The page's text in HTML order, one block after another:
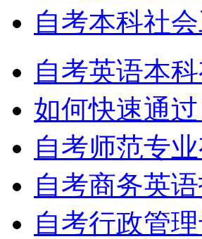
自考本科社
自考英语本
如何快速通
自考师范专
自考商务英
自考行政管